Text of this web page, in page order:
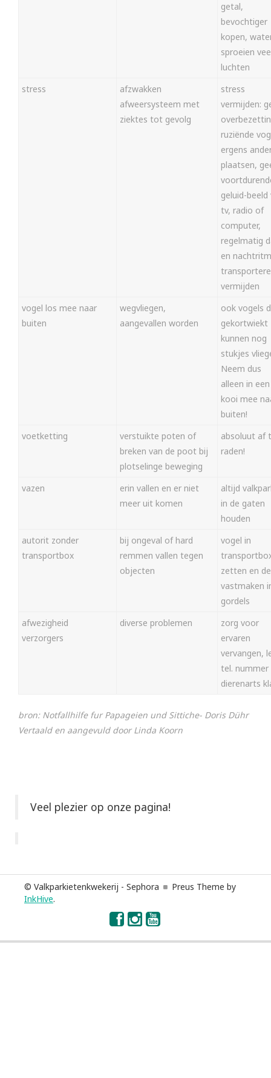
getal,
bevochtiger
kopen,
sproeien
luchten
stress
afzwakken
afweersysteem met
ziektes tot gevolg
stress
vermijden:
ruziënde
ergens
plaatsen,
geluid-beeld
tv, radio of
computer,
regelmatig
en
vermijden
vogel los mee naar
buiten
wegvliegen,
aangevallen worden
ook vogels
gekortwiekt
kunnen nog
stukjes
Neem dus
alleen in een
kooi mee
buiten!
voetketting
verstuikte poten of
breken van de poot bij
plotselinge beweging
absoluut af
raden!
vazen
erin vallen en er niet
meer uit komen
altijd
in de gaten
houden
autorit zonder
transportbox
bij ongeval of hard
remmen vallen tegen
objecten
vogel in
zetten en
vastmaken
gordels
afwezigheid
verzorgers
diverse problemen
zorg voor
ervaren
vervangen,
tel. nummer
dierenarts
bron: Notfallhilfe fur Papageien und Sittiche- Doris Dühr
Vertaald en aangevuld door Linda Koorn
Veel plezier op onze pagina!
© Valkparkietenkwekerij - Sephora
Preus Theme by
InkHive.